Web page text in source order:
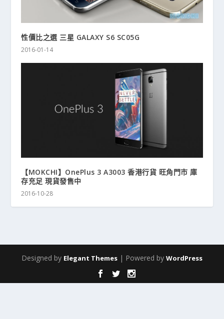
性價比之選 三星 GALAXY S6 SC05G
2016-01-14
【MOKCHI】OnePlus 3 A3003 香港行貨 旺角門市 庫
存充足 現貨發售中
2016-10-28
Designed by Elegant Themes | Powered by WordPress